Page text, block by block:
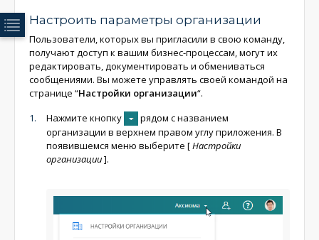
Настроить параметры организации
Пользователи, которых вы пригласили в свою команду,
получают доступ к вашим бизнес-процессам, могут их
редактировать, документировать и обмениваться
сообщениями. Вы можете управлять своей командой на
странице “Настройки организации“.
Нажмите кнопку
рядом с названием
организации в верхнем правом углу приложения. В
появившемся меню выберите [Настройки
организации].